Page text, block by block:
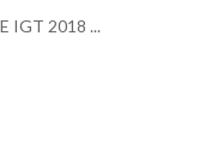
IGT 2018 ...